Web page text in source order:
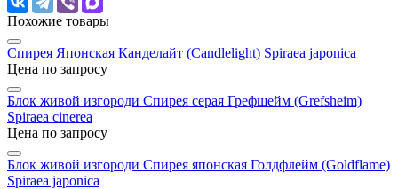
Похожие товары
Cпирея Японская Канделайт (Candlelight) Spiraea japonica
Цена по запросу
Блок живой изгороди Спирея серая Грефшейм (Grefsheim)
Spiraea cinerea
Цена по запросу
Блок живой изгороди Спирея японская Голдфлейм (Goldflame)
Spiraea japonica